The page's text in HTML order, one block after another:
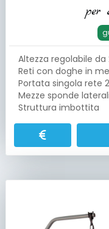
per
Altezza regolabile
Reti con doghe in
Portata singola rete
Mezze sponde
Struttura imbottita